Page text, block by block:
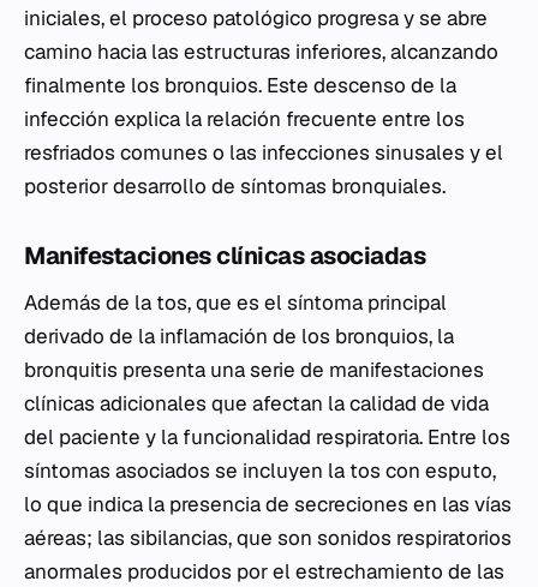
iniciales, el proceso patológico progresa y se abre
camino hacia las estructuras inferiores, alcanzando
finalmente los bronquios. Este descenso de la
infección explica la relación frecuente entre los
resfriados comunes o las infecciones sinusales y el
posterior desarrollo de síntomas bronquiales.
Manifestaciones clínicas asociadas
Además de la tos, que es el síntoma principal
derivado de la inflamación de los bronquios, la
bronquitis presenta una serie de manifestaciones
clínicas adicionales que afectan la calidad de vida
del paciente y la funcionalidad respiratoria. Entre los
síntomas asociados se incluyen la tos con esputo,
lo que indica la presencia de secreciones en las vías
aéreas; las sibilancias, que son sonidos respiratorios
anormales producidos por el estrechamiento de las